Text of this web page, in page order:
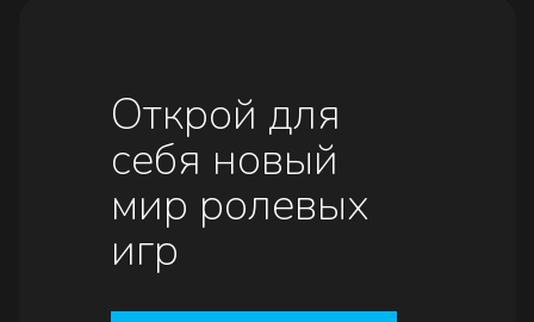
Открой для
себя новый
мир ролевых
игр